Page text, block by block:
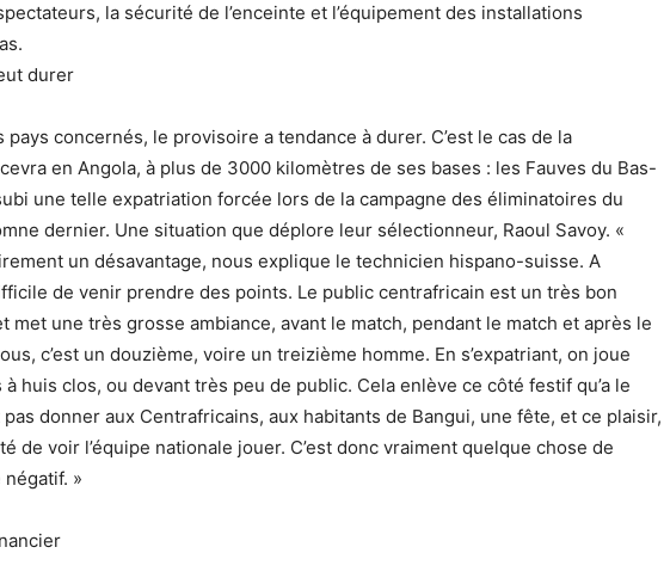
la sécurité de l’enceinte et l’équipement des installations
durer
concernés, le provisoire a tendance à durer. C’est le cas de la
en Angola, à plus de 3000 kilomètres de ses bases : les Fauves du Bas-
une telle expatriation forcée lors de la campagne des éliminatoires du
dernier. Une situation que déplore leur sélectionneur, Raoul Savoy. «
un désavantage, nous explique le technicien hispano-suisse. A
de venir prendre des points. Le public centrafricain est un très bon
met une très grosse ambiance, avant le match, pendant le match et après le
c’est un douzième, voire un treizième homme. En s’expatriant, on joue
huis clos, ou devant très peu de public. Cela enlève ce côté festif qu’a le
donner aux Centrafricains, aux habitants de Bangui, une fête, et ce plaisir,
de voir l’équipe nationale jouer. C’est donc vraiment quelque chose de
»